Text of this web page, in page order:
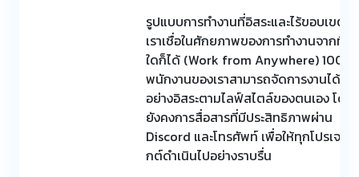
รูปแบบการทำงานที่อิสระและไร้ขอบเขต
เราเชื่อในศักยภาพของการทำงานจากที่
ใดก็ได้ (Work from Anywhere) 100%
พนักงานของเราสามารถจัดการงานได้
อย่างอิสระตามไลฟ์สไตล์ของตนเอง โดย
ยังคงการสื่อสารที่มีประสิทธิภาพผ่าน
Discord และโทรศัพท์ เพื่อให้ทุกโปรเจ
กต์ดำเนินไปอย่างราบรื่น